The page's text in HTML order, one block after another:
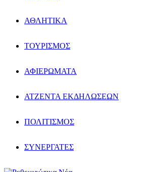
ΑΘΛΗΤΙΚΑ
ΤΟΥΡΙΣΜΟΣ
ΑΦΙΕΡΩΜΑΤΑ
ΑΤΖΕΝΤΑ ΕΚΔΗΛΩΣΕΩΝ
ΠΟΛΙΤΙΣΜΟΣ
ΣΥΝΕΡΓΑΤΕΣ